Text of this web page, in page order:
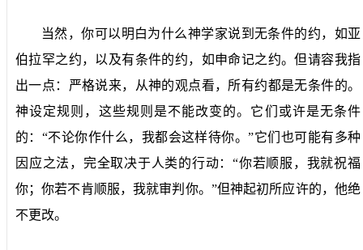
当然，你可以明白为什么神学家说到无条件的约，如亚
伯拉罕之约，以及有条件的约，如申命记之约。但请容我指
出一点：严格说来，从神的观点看，所有约都是无条件的。
神设定规则，这些规则是不能改变的。它们或许是无条件
的：“不论你作什么，我都会这样待你。”它们也可能有多种
因应之法，完全取决于人类的行动：“你若顺服，我就祝福
你；你若不肯顺服，我就审判你。”但神起初所应许的，他绝
不更改。